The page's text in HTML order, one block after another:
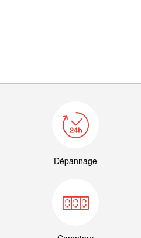
Dépannage